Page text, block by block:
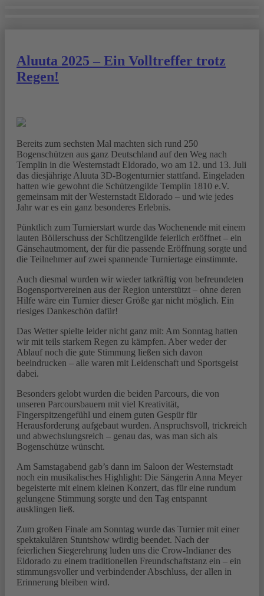
Aluuta 2025 – Ein Volltreffer trotz
Regen!
Bereits zum sechsten Mal machten sich rund 250
Bogenschützen aus ganz Deutschland auf den Weg nach
Templin in die Westernstadt Eldorado, wo am 12. und 13. Juli
das diesjährige Aluuta 3D-Bogenturnier stattfand. Eingeladen
hatten wie gewohnt die Schützengilde Templin 1810 e.V.
gemeinsam mit der Westernstadt Eldorado – und wie jedes
Jahr war es ein ganz besonderes Erlebnis.
Pünktlich zum Turnierstart wurde das Wochenende mit einem
lauten Böllerschuss der Schützengilde feierlich eröffnet – ein
Gänsehautmoment, der für die passende Eröffnung sorgte und
die Teilnehmer auf zwei spannende Turniertage einstimmte.
Auch diesmal wurden wir wieder tatkräftig von befreundeten
Bogensportvereinen aus der Region unterstützt – ohne deren
Hilfe wäre ein Turnier dieser Größe gar nicht möglich. Ein
riesiges Dankeschön dafür!
Das Wetter spielte leider nicht ganz mit: Am Sonntag hatten
wir mit teils starkem Regen zu kämpfen. Aber weder der
Ablauf noch die gute Stimmung ließen sich davon
beeindrucken – alle waren mit Leidenschaft und Sportsgeist
dabei.
Besonders gelobt wurden die beiden Parcours, die von
unseren Parcoursbauern mit viel Kreativität,
Fingerspitzengefühl und einem guten Gespür für
Herausforderung aufgebaut wurden. Anspruchsvoll, trickreich
und abwechslungsreich – genau das, was man sich als
Bogenschütze wünscht.
Am Samstagabend gab’s dann im Saloon der Westernstadt
noch ein musikalisches Highlight: Die Sängerin Anna Meyer
begeisterte mit einem kleinen Konzert, das für eine rundum
gelungene Stimmung sorgte und den Tag entspannt
ausklingen ließ.
Zum großen Finale am Sonntag wurde das Turnier mit einer
spektakulären Stuntshow würdig beendet. Nach der
feierlichen Siegerehrung luden uns die Crow-Indianer des
Eldorado zu einem traditionellen Freundschaftstanz ein – ein
stimmungsvoller und verbindender Abschluss, der allen in
Erinnerung bleiben wird.